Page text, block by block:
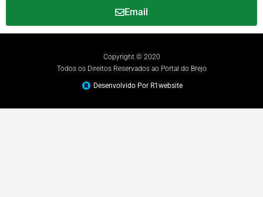
Email
Copyright © 2020
Todos os Direitos Reservados ao Portal do Brejo
Desenvolvido Por R1website